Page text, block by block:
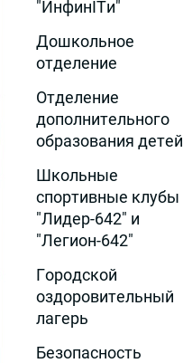
"ИнфинITи"
Дошкольное
отделение
Отделение
дополнительного
образования детей
Школьные
спортивные клубы
"Лидер-642" и
"Легион-642"
Городской
оздоровительный
лагерь
Безопасность